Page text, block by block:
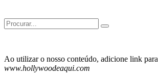
Search
for:
Ao utilizar o nosso conteúdo, adicione link para
www.hollywoodeaqui.com